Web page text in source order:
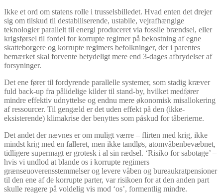
Ikke et ord om statens rolle i trusselsbilledet. Hvad enten det drejer
sig om tilskud til destabiliserende, ustabile, vejrafhængige
teknologier parallelt til energi produceret via fossile brændsel, eller
krigsførsel til fordel for korrupte regimer på bekostning af egne
skatteborgere og korrupte regimers befolkninger, der i parentes
bemærket skal forvente betydeligt mere end 3-dages afbrydelser af
forsyninger.
Det ene fører til fordyrende parallelle systemer, som stadig kræver
fuld back-up fra pålidelige kilder til stand-by, hvilket medfører
mindre effektiv udnyttelse og endnu mere økonomisk misallokering
af ressourcer. Til gengæld er det uden effekt på den (ikke-
eksisterende) klimakrise der benyttes som påskud for tåberierne.
Det andet der nævnes er om muligt værre – flirten med krig, ikke
mindst krig med en falleret, men ikke tandløs, atomvåbenbevæbnet,
tidligere supermagt er grotesk i al sin rædsel. ‘Risiko for sabotage’ –
hvis vi undlod at blande os i korrupte regimers
grænseuoverensstemmelser og levere våben og bureaukratpensioner
til den ene af de korrupte parter, var risikoen for at den anden part
skulle reagere på voldelig vis mod ‘os’, formentlig mindre.